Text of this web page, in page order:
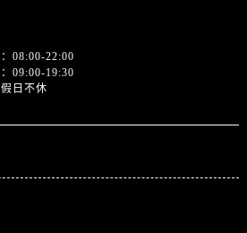
08:00-22:00
09:00-19:30
日不休